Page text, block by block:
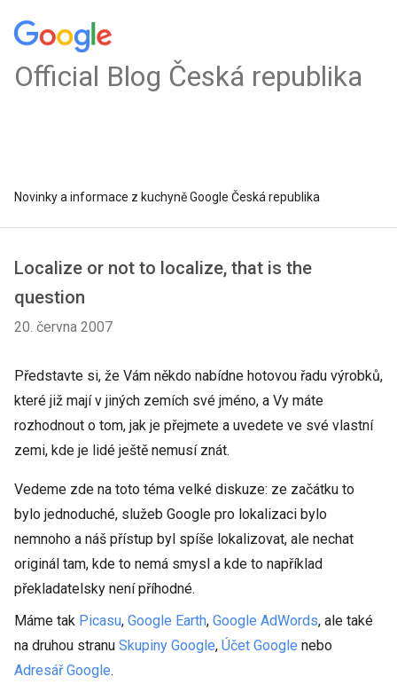
Official Blog Česká republika
Novinky a informace z kuchyně Google Česká republika
Localize or not to localize, that is the
question
20. června 2007
Představte si, že Vám někdo nabídne hotovou řadu výrobků,
které již mají v jiných zemích své jméno, a Vy máte
rozhodnout o tom, jak je přejmete a uvedete ve své vlastní
zemi, kde je lidé ještě nemusí znát.
Vedeme zde na toto téma velké diskuze: ze začátku to
bylo jednoduché, služeb Google pro lokalizaci bylo
nemnoho a náš přístup byl spíše lokalizovat, ale nechat
originál tam, kde to nemá smysl a kde to například
překladatelsky není příhodné.
Máme tak Picasu, Google Earth, Google AdWords, ale také
na druhou stranu Skupiny Google, Účet Google nebo
Adresář Google.